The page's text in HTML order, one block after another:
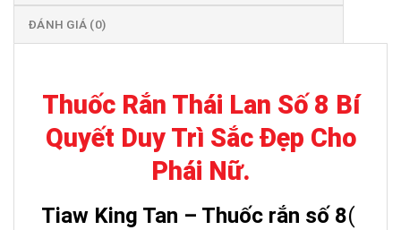
ĐÁNH GIÁ (0)
Thuốc Rắn Thái Lan Số 8 Bí
Quyết Duy Trì Sắc Đẹp Cho
Phái Nữ.
Tiaw King Tan – Thuốc rắn số 8(